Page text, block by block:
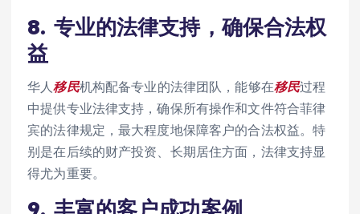
8. 专业的法律支持，确保合法权
益
华人移民机构配备专业的法律团队，能够在移民过程
中提供专业法律支持，确保所有操作和文件符合菲律
宾的法律规定，最大程度地保障客户的合法权益。特
别是在后续的财产投资、长期居住方面，法律支持显
得尤为重要。